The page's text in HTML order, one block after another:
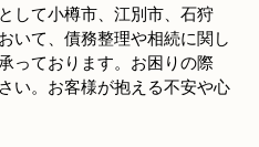
して小樽市、江別市、石狩
いて、債務整理や相続に関し
っております。お困りの際
い。お客様が抱える不安や心